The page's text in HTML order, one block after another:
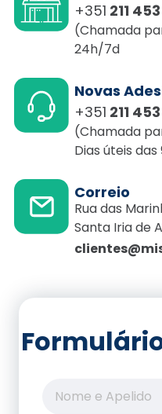
+351 211
(Chamada
24h/7d
Novas
+351 211
(Chamada
Dias úteis das
Correio
Rua das
Santa Iria de